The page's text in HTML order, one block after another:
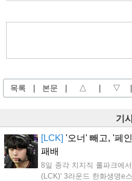
목록 본문 △ ▽
기
[LCK] '오너' 빼고, '페
패배
8일 종각 치지직 롤파크에
(LCK)' 3라운드 한화생명e